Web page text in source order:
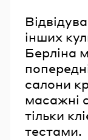
інших
Берліна
салони
масажні
тільки
тестами.